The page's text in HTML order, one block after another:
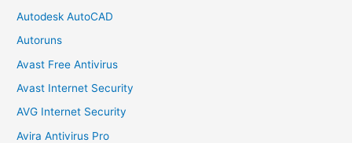
Autodesk AutoCAD
Autoruns
Avast Free Antivirus
Avast Internet Security
AVG Internet Security
Avira Antivirus Pro